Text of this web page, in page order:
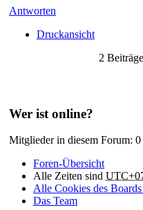
Antworten
Druckansicht
2
Wer ist online?
Mitglieder in diesem Forum:
Foren-Übersicht
Alle Zeiten sind
Alle Cookies des
Das Team